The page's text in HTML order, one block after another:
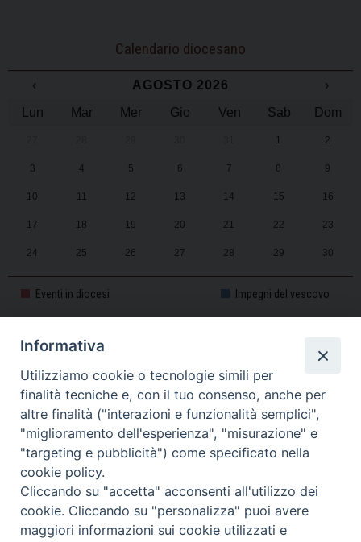
Calendario diocesano
‹ AGOSTO 2026
›
Lun
Mar Mer Gio Ven Sab Dom
1 2
3 4 5 6 7 8 9
10 11 12 13 14 15 16
17 18 19 20 21 22 23
24 25 26 27 28 29 30
31 1 2 3 4 5 6
Eventi in diocesi Impegni del vescovo
CALENDARIO PASTORALE 2025-2026
Informativa
Utilizziamo cookie o tecnologie simili per
finalità tecniche e, con il tuo consenso, anche per
altre finalità ("interazioni e funzionalità semplici",
"miglioramento dell'esperienza", "misurazione" e
"targeting e pubblicità") come specificato nella
cookie policy.
Cliccando su "accetta" acconsenti all'utilizzo dei
cookie. Cliccando su "personalizza" puoi avere
maggiori informazioni sui cookie utilizzati e